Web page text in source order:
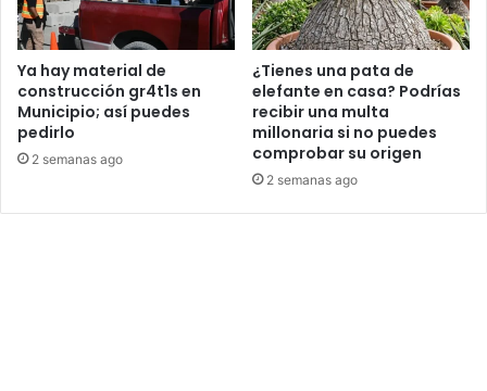
Ya hay material de
construcción gr4t1s en
Municipio; así puedes
pedirlo
2 semanas ago
¿Tienes una pata de
elefante en casa? Podrías
recibir una multa
millonaria si no puedes
comprobar su origen
2 semanas ago